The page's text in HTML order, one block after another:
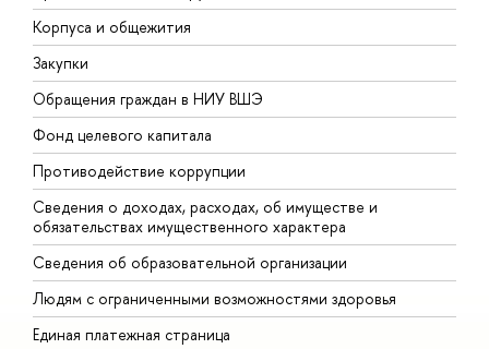
Корпуса и общежития
Закупки
Обращения граждан в НИУ ВШЭ
Фонд целевого капитала
Противодействие коррупции
Сведения о доходах, расходах, об имуществе и
обязательствах имущественного характера
Сведения об образовательной организации
Людям с ограниченными возможностями здоровья
Единая платежная страница